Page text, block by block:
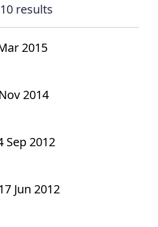
10 results
2015
2014
Sep 2012
Jun 2012